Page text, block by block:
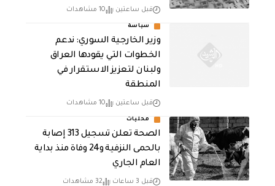
قبل ساعتين 10 مشاهدات
سياسة
وزير الخارجية السوري: ندعم
الخطوات التي يقودها العراق
ولبنان لتعزيز الاستقرار في
المنطقة
قبل ساعتين 10 مشاهدات
محليات
الصحة تعلن تسجيل 313 إصابة
بالحمى النزفية و24 وفاة منذ بداية
العام الجاري
قبل 3 ساعات 32 مشاهدات